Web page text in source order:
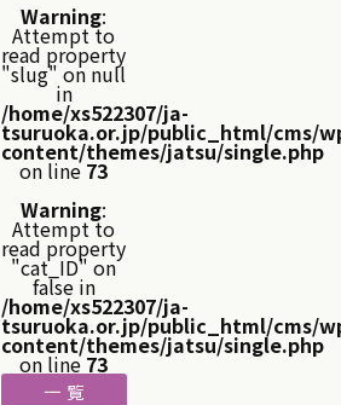
Warning:
Attempt to
read property
"slug" on null
in
/home/xs522307/ja-
tsuruoka.or.jp/public_html/cms/
content/themes/jatsu/single.php
on line73
Warning:
Attempt to
read property
"cat_ID" on
false in
/home/xs522307/ja-
tsuruoka.or.jp/public_html/cms/
content/themes/jatsu/single.php
on line73
一 覧